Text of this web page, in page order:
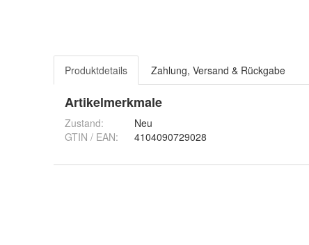
Produktdetails Zahlung, Versand & Rückgabe
Artikelmerkmale
Zustand:
Neu
GTIN / EAN:
4104090729028